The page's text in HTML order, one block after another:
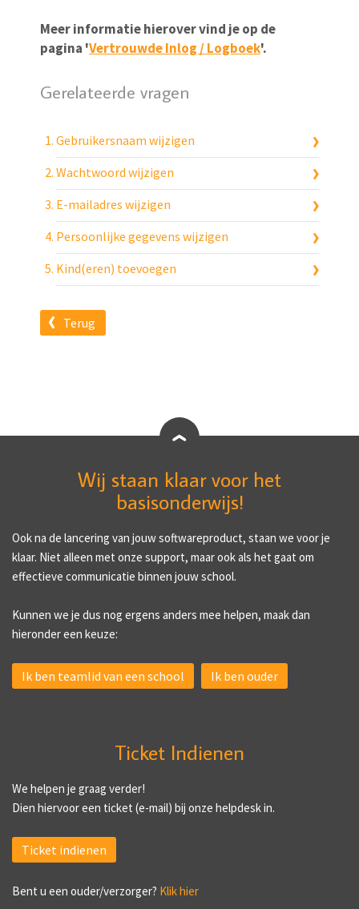
Meer informatie hierover vind je op de
pagina 'Vertrouwde Inlog / Logboek'.
Gerelateerde vragen
Gebruikersnaam wijzigen
Wachtwoord wijzigen
E-mailadres wijzigen
Persoonlijke gegevens wijzigen
Kind(eren) toevoegen
Terug
Wij staan klaar voor het
basisonderwijs!
Ook na de lancering van jouw softwareproduct, staan we voor je
klaar. Niet alleen met onze support, maar ook als het gaat om
effectieve communicatie binnen jouw school.
Kunnen we je dus nog ergens anders mee helpen, maak dan
hieronder een keuze:
Ik ben teamlid van een school Ik ben ouder
Ticket Indienen
We helpen je graag verder!
Dien hiervoor een ticket (e-mail) bij onze helpdesk in.
Ticket indienen
Bent u een ouder/verzorger? Klik hier